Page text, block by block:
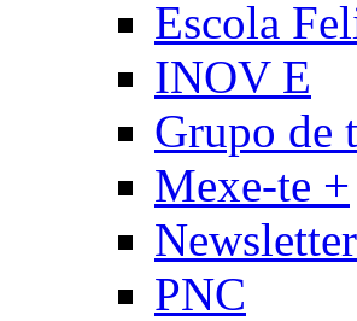
Escola
INOV E
Grupo de
Mexe-te +
Newsletter
PNC